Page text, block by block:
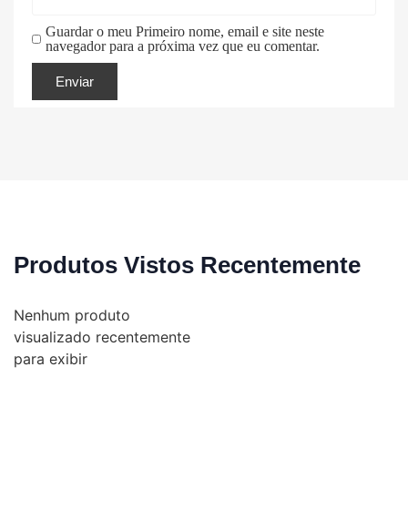
Guardar o meu Primeiro nome, email e site neste
navegador para a próxima vez que eu comentar.
Produtos Vistos Recentemente
Nenhum produto
visualizado recentemente
para exibir